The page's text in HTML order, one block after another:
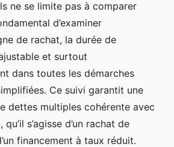
ne se limite pas à comparer
d’examiner
de rachat, la durée de
et surtout
dans toutes les démarches
Ce suivi garantit une
dettes multiples cohérente avec
s’agisse d’un rachat de
financement à taux réduit.